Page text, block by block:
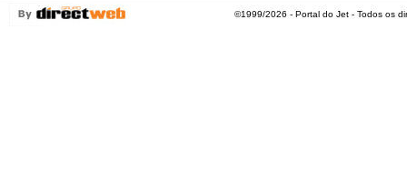
©1999/2026 - Portal do Jet - Todos os